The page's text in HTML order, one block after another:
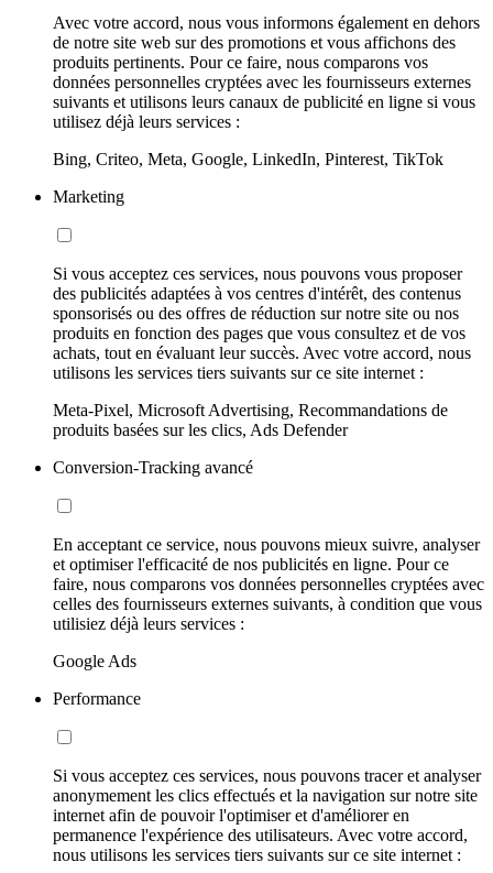
Avec votre accord, nous vous informons également en dehors
de notre site web sur des promotions et vous affichons des
produits pertinents. Pour ce faire, nous comparons vos
données personnelles cryptées avec les fournisseurs externes
suivants et utilisons leurs canaux de publicité en ligne si vous
utilisez déjà leurs services :
Bing, Criteo, Meta, Google, LinkedIn, Pinterest, TikTok
Marketing
Si vous acceptez ces services, nous pouvons vous proposer
des publicités adaptées à vos centres d'intérêt, des contenus
sponsorisés ou des offres de réduction sur notre site ou nos
produits en fonction des pages que vous consultez et de vos
achats, tout en évaluant leur succès. Avec votre accord, nous
utilisons les services tiers suivants sur ce site internet :
Meta-Pixel, Microsoft Advertising, Recommandations de
produits basées sur les clics, Ads Defender
Conversion-Tracking avancé
En acceptant ce service, nous pouvons mieux suivre, analyser
et optimiser l'efficacité de nos publicités en ligne. Pour ce
faire, nous comparons vos données personnelles cryptées avec
celles des fournisseurs externes suivants, à condition que vous
utilisiez déjà leurs services :
Google Ads
Performance
Si vous acceptez ces services, nous pouvons tracer et analyser
anonymement les clics effectués et la navigation sur notre site
internet afin de pouvoir l'optimiser et d'améliorer en
permanence l'expérience des utilisateurs. Avec votre accord,
nous utilisons les services tiers suivants sur ce site internet :